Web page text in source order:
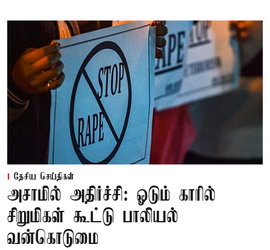
தேசிய செய்திகள்
அசாமில் அதிர்ச்சி: ஓடும் காரில்
சிறுமிகள் கூட்டு பாலியல்
வன்கொடுமை